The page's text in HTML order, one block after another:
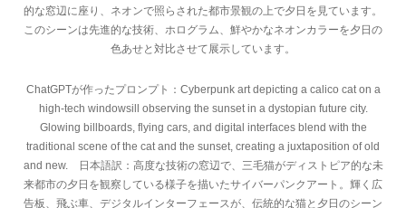
的な窓辺に座り、ネオンで照らされた都市景観の上で夕日を見ています。
このシーンは先進的な技術、ホログラム、鮮やかなネオンカラーを夕日の
色あせと対比させて展示しています。
ChatGPTが作ったプロンプト：Cyberpunk art depicting a calico cat on a
high-tech windowsill observing the sunset in a dystopian future city.
Glowing billboards, flying cars, and digital interfaces blend with the
traditional scene of the cat and the sunset, creating a juxtaposition of old
and new. 日本語訳：高度な技術の窓辺で、三毛猫がディストピア的な未
来都市の夕日を観察している様子を描いたサイバーパンクアート。輝く広
告板、飛ぶ車、デジタルインターフェースが、伝統的な猫と夕日のシーン